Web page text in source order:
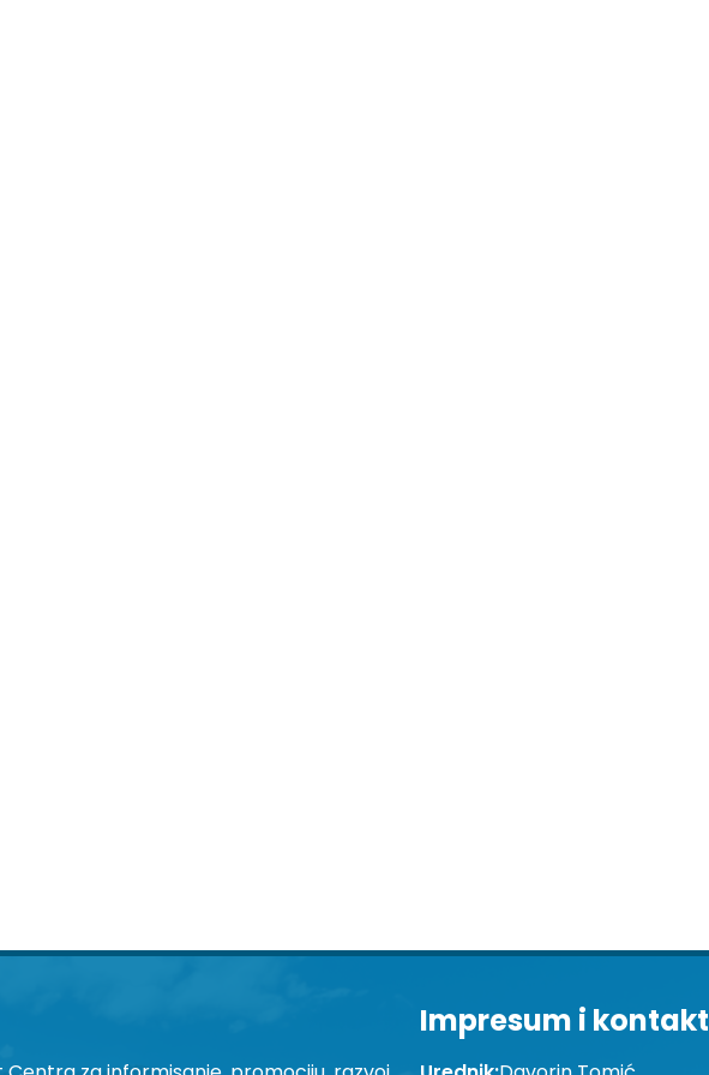
Impresum i kontakt